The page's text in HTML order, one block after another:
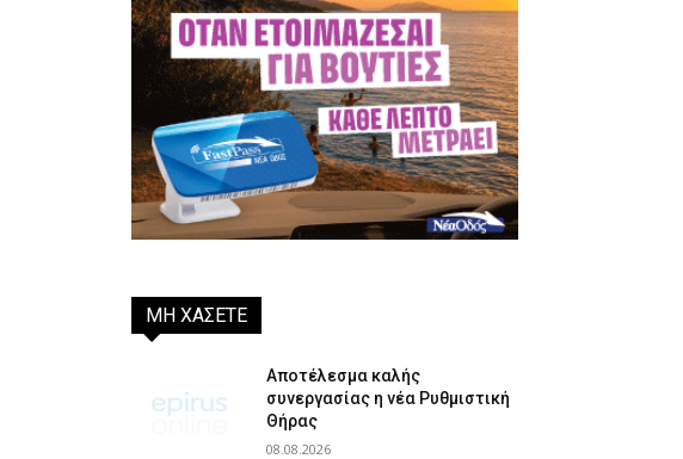
ΜΗ ΧΑΣΕΤΕ
Αποτέλεσμα καλής
συνεργασίας η νέα Ρυθμιστική
Θήρας
08.08.2026